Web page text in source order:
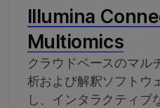
Illumina
Multiomics
クラウドベースのマル
析および解釈ソフトウ
し、インタラクティブ